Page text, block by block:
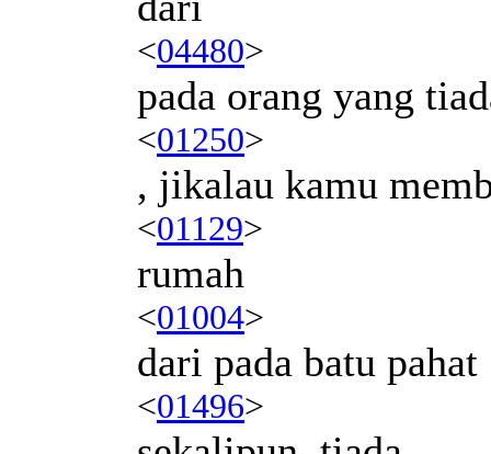
<04480>
pada orang yang
<01250>
, jikalau kamu
<01129>
rumah
<01004>
dari pada batu pahat
<01496>